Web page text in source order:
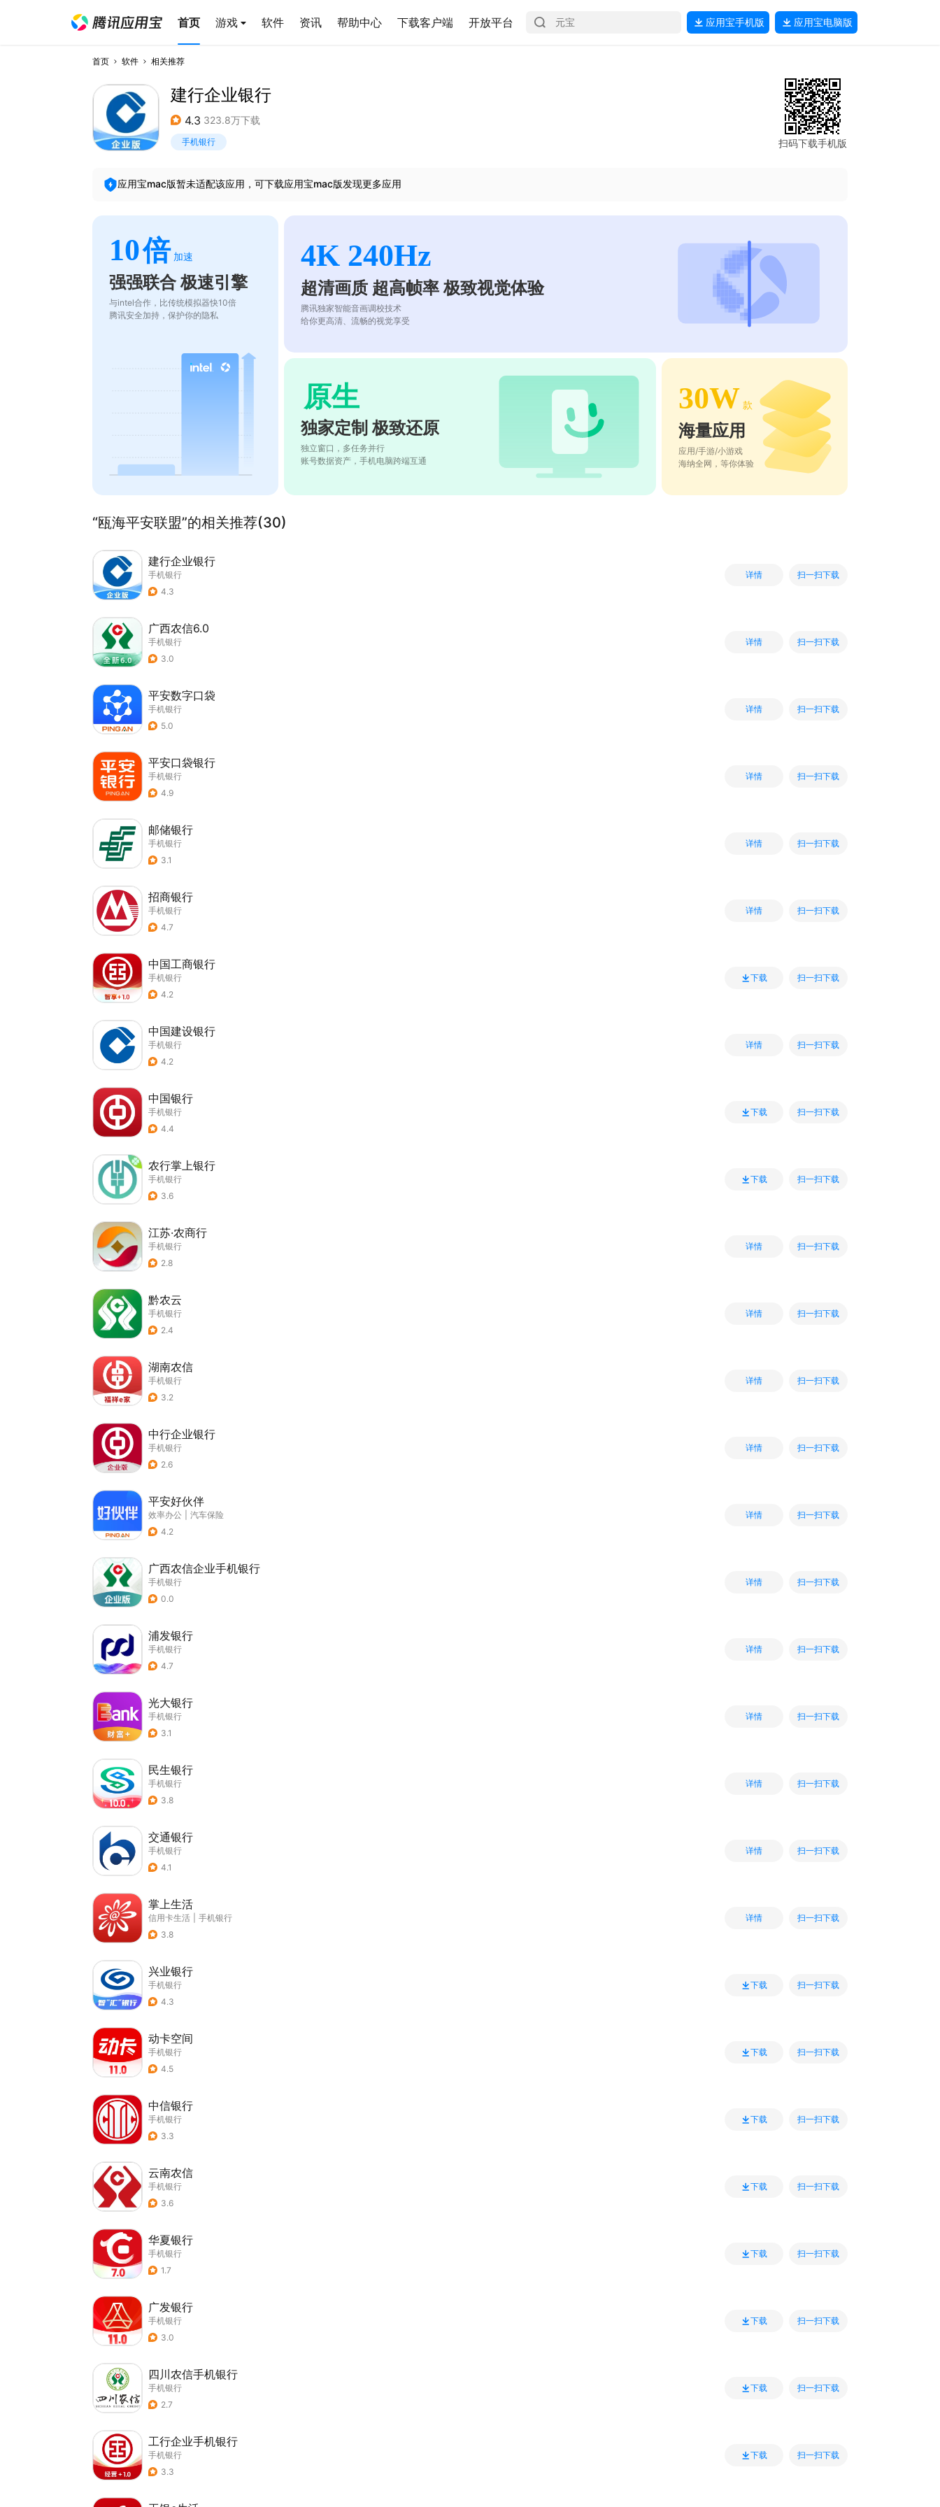
首页 游戏 软件 资讯 帮助中心 下载客户端 开放平台 应用宝手机版 应用宝电脑版
首页 软件 相关推荐
建行企业银行
4.3 323.8万下载
手机银行 扫码下载手机版
应用宝mac版暂未适配该应用，可下载应用宝mac版发现更多应用
10倍 加速
强强联合 极速引擎
与intel合作，比传统模拟器快10倍
腾讯安全加持，保护你的隐私
4K 240Hz
超清画质 超高帧率 极致视觉体验
腾讯独家智能音画调校技术
给你更高清、流畅的视觉享受
原生
独家定制 极致还原
独立窗口，多任务并行
账号数据资产，手机电脑跨端互通
30W 款
海量应用
应用/手游/小游戏
海纳全网，等你体验
“瓯海平安联盟”的相关推荐(30)
建行企业银行
手机银行
4.3
详情 扫一扫下载
广西农信6.0
手机银行
3.0
详情 扫一扫下载
平安数字口袋
手机银行
5.0
详情 扫一扫下载
平安口袋银行
手机银行
4.9
详情 扫一扫下载
邮储银行
手机银行
3.1
详情 扫一扫下载
招商银行
手机银行
4.7
详情 扫一扫下载
中国工商银行
手机银行
4.2
下载 扫一扫下载
中国建设银行
手机银行
4.2
详情 扫一扫下载
中国银行
手机银行
4.4
下载 扫一扫下载
农行掌上银行
手机银行
3.6
下载 扫一扫下载
江苏·农商行
手机银行
2.8
详情 扫一扫下载
黔农云
手机银行
2.4
详情 扫一扫下载
湖南农信
手机银行
3.2
详情 扫一扫下载
中行企业银行
手机银行
2.6
详情 扫一扫下载
平安好伙伴
效率办公
汽车保险
4.2
详情 扫一扫下载
广西农信企业手机银行
手机银行
0.0
详情 扫一扫下载
浦发银行
手机银行
4.7
详情 扫一扫下载
光大银行
手机银行
3.1
详情 扫一扫下载
民生银行
手机银行
3.8
详情 扫一扫下载
交通银行
手机银行
4.1
详情 扫一扫下载
掌上生活
信用卡生活
手机银行
3.8
详情 扫一扫下载
兴业银行
手机银行
4.3
下载 扫一扫下载
动卡空间
手机银行
4.5
下载 扫一扫下载
中信银行
手机银行
3.3
下载 扫一扫下载
云南农信
手机银行
3.6
下载 扫一扫下载
华夏银行
手机银行
1.7
下载 扫一扫下载
广发银行
手机银行
3.0
下载 扫一扫下载
四川农信手机银行
手机银行
2.7
下载 扫一扫下载
工行企业手机银行
手机银行
3.3
下载 扫一扫下载